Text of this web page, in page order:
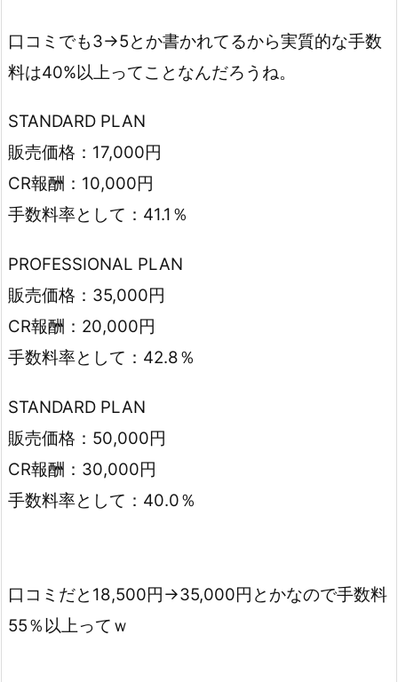
口コミでも3→5とか書かれてるから実質的な手数
料は40%以上ってことなんだろうね。
STANDARD PLAN
販売価格：17,000円
CR報酬：10,000円
手数料率として：41.1％
PROFESSIONAL PLAN
販売価格：35,000円
CR報酬：20,000円
手数料率として：42.8％
STANDARD PLAN
販売価格：50,000円
CR報酬：30,000円
手数料率として：40.0％
口コミだと18,500円→35,000円とかなので手数料
55％以上ってｗ